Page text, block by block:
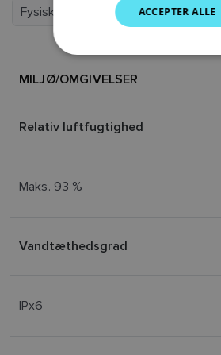
Fysisk
MILJØ/OMGIVELSER
Relativ luftfugtighed
Maks. 93 %
Vandtæthedsgrad
IPx6
ACCEPTER ALLE